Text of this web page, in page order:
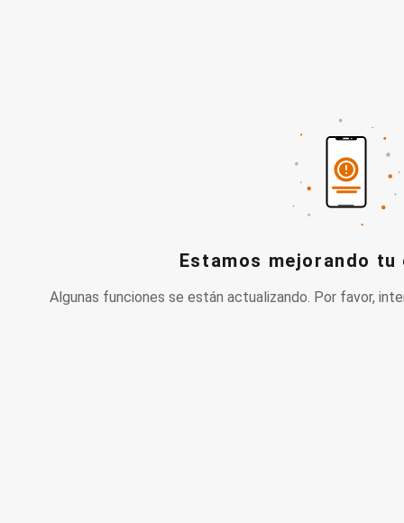
Estamos mejorando tu
Algunas funciones se están actualizando. Por favor,